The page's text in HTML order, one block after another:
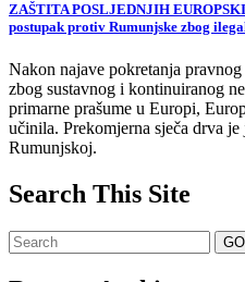
ZAŠTITA POSLJEDNJIH
postupak protiv Rumunjske zbog
Nakon najave pokretanja
zbog sustavnog i kontinuiranog
primarne prašume u Europi,
učinila. Prekomjerna sječa drva
Rumunjskoj.
Search This Site